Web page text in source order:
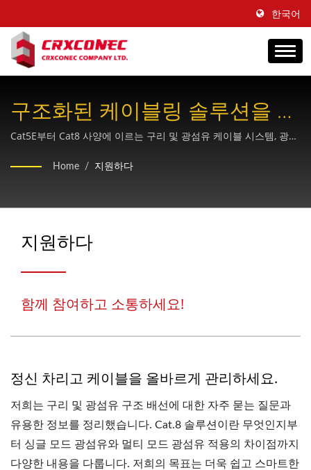
한국어
구조화된 케이블링 솔루션을 위
한 전문가 지원 및 지식 허브
Cat5E부터 Cat8 사양에 이르는 구리 및 광섬유 케이블 시스템, 광섬
Home / 지원하다
지원하다
함께 참여하고 소통하세요!
정신 차리고 케이블을 올바르게 관리하세요.
저희는 구리 및 광섬유 구조 배선에 대한 자주 묻는 질문과
유용한 정보를 정리했습니다. Cat.8 솔루션이란 무엇인지부
터 싱글 모드 광섬유와 멀티 모드 광섬유 적용의 차이점까지
다양한 내용을 다룹니다. 저희의 목표는 더욱 쉽고 스마트한